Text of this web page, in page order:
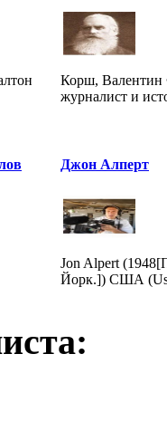
Корш, Валентин
журналист и
Джон Алперт
Jon Alpert
Йорк.]) США